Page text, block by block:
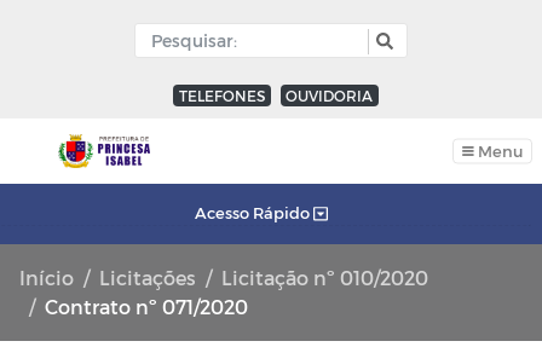
TELEFONES OUVIDORIA
Menu
Acesso Rápido
Início Licitações
Licitação nº 010/2020
Contrato nº 071/2020